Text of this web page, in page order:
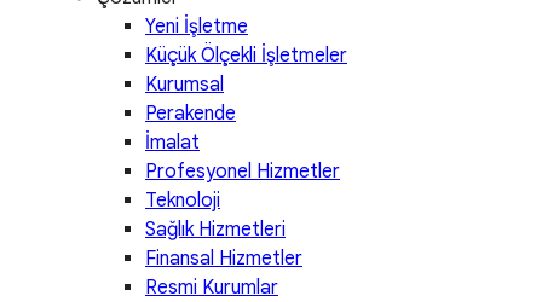
Yeni İşletme
Küçük Ölçekli İşletmeler
Kurumsal
Perakende
İmalat
Profesyonel Hizmetler
Teknoloji
Sağlık Hizmetleri
Finansal Hizmetler
Resmi Kurumlar